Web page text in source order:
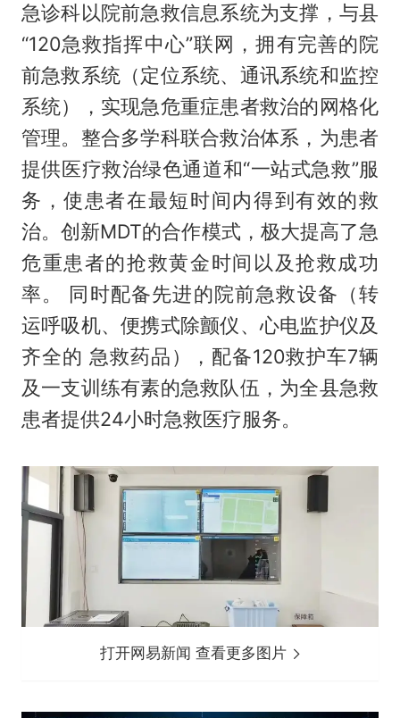
急诊科以院前急救信息系统为支撑，与县
“120急救指挥中心”联网，拥有完善的院
前急救系统（定位系统、通讯系统和监控
系统），实现急危重症患者救治的网格化
管理。整合多学科联合救治体系，为患者
提供医疗救治绿色通道和“一站式急救”服
务，使患者在最短时间内得到有效的救
治。创新MDT的合作模式，极大提高了急
危重患者的抢救黄金时间以及抢救成功
率。 同时配备先进的院前急救设备（转
运呼吸机、便携式除颤仪、心电监护仪及
齐全的 急救药品），配备120救护车7辆
及一支训练有素的急救队伍，为全县急救
患者提供24小时急救医疗服务。
打开网易新闻 查看更多图片